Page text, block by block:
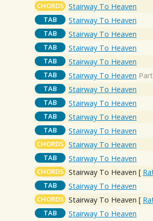
CHORDS Stairway To Heaven
TAB Stairway To Heaven
TAB Stairway To Heaven
TAB Stairway To Heaven
TAB Stairway To Heaven
TAB Stairway To Heaven Part
TAB Stairway To Heaven
TAB Stairway To Heaven
TAB Stairway To Heaven
TAB Stairway To Heaven
CHORDS Stairway To Heaven
TAB Stairway To Heaven
CHORDS Stairway To Heaven [
TAB Stairway To Heaven
CHORDS Stairway To Heaven [
TAB Stairway To Heaven